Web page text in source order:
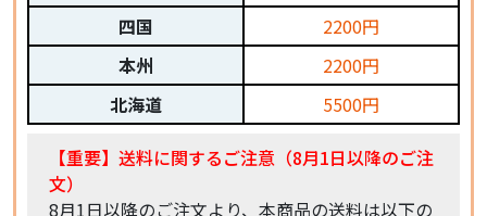
四国
本州
北海道
2200円
2200円
5500円
【重要】送料に関するご注意（8月1日以降のご注
文）
8月1日以降のご注文より、本商品の送料は以下の